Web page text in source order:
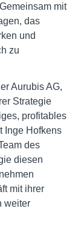
mit
das
und
zu
Aurubis AG,
Strategie
profitables
Inge Hofkens
des
diesen
mit ihrer
weiter